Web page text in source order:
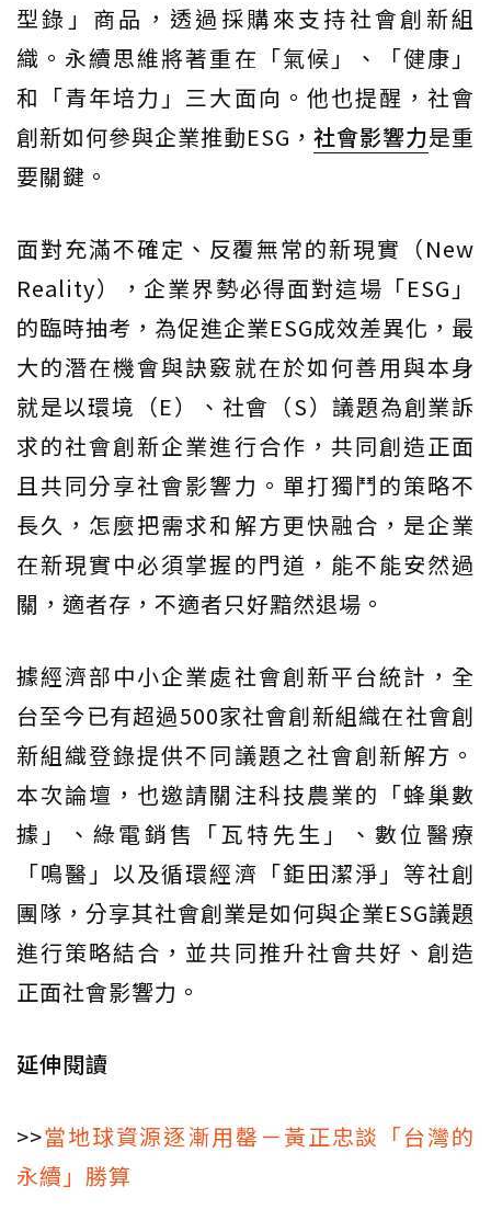
型錄」商品，透過採購來支持社會創新組
織。永續思維將著重在「氣候」、「健康」
和「青年培力」三大面向。他也提醒，社會
創新如何參與企業推動ESG， 社會影響力是重
要關鍵。
面對充滿不確定、反覆無常的新現實（New
Reality），企業界勢必得面對這場「ESG」
的臨時抽考，為促進企業ESG成效差異化，最
大的潛在機會與訣竅就在於如何善用與本身
就是以環境（E）、社會（S）議題為創業訴
求的社會創新企業進行合作，共同創造正面
且共同分享社會影響力。單打獨鬥的策略不
長久，怎麼把需求和解方更快融合，是企業
在新現實中必須掌握的門道，能不能安然過
關，適者存，不適者只好黯然退場。
據經濟部中小企業處社會創新平台統計，全
台至今已有超過500家社會創新組織在社會創
新組織登錄提供不同議題之社會創新解方。
本次論壇，也邀請關注科技農業的「蜂巢數
據」、綠電銷售「瓦特先生」、數位醫療
「鳴醫」以及循環經濟「鉅田潔淨」等社創
團隊，分享其社會創業是如何與企業ESG議題
進行策略結合，並共同推升社會共好、創造
正面社會影響力。
延伸閱讀
>>當地球資源逐漸用罄－黃正忠談「台灣的
永續」勝算